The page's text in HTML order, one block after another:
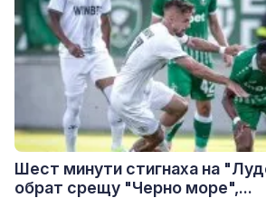
Шест минути стигнаха на
обрат срещу "Черно море",...